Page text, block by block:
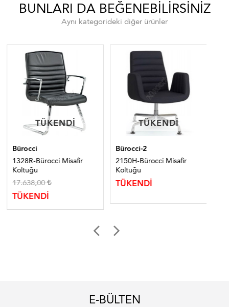
BUNLARI DA BEĞENEBILIRSINIZ
Aynı kategorideki diğer ürünler
TÜKENDI
TÜKENDI
Bürocci
1328R-Bürocci Misafir
Koltuğu
17.638,00
TÜKENDİ
TÜKENDI
TÜKENDI
Bürocci-2
2150H-Bürocci Misafir
Koltuğu
TÜKENDİ
E-BÜLTEN